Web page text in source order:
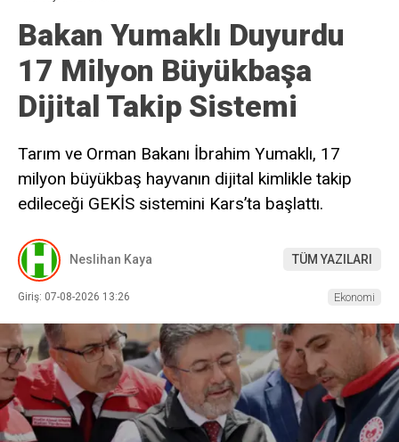
Bakan Yumaklı Duyurdu
17 Milyon Büyükbaşa
Dijital Takip Sistemi
Tarım ve Orman Bakanı İbrahim Yumaklı, 17
milyon büyükbaş hayvanın dijital kimlikle takip
edileceği GEKİS sistemini Kars’ta başlattı.
Neslihan Kaya TÜM YAZILARI
Giriş: 07-08-2026 13:26 Ekonomi